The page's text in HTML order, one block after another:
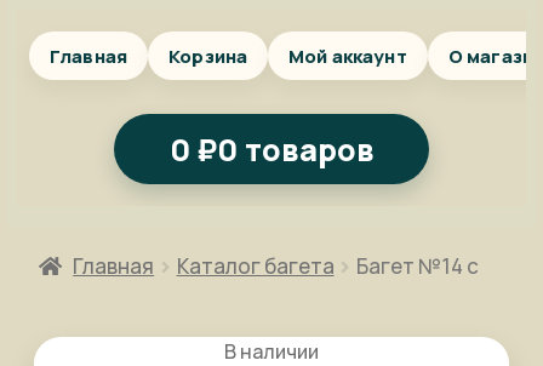
Главная Корзина Мой аккаунт О
0 ₽0 товаров
Главная Каталог багета Багет №14 с
В наличии